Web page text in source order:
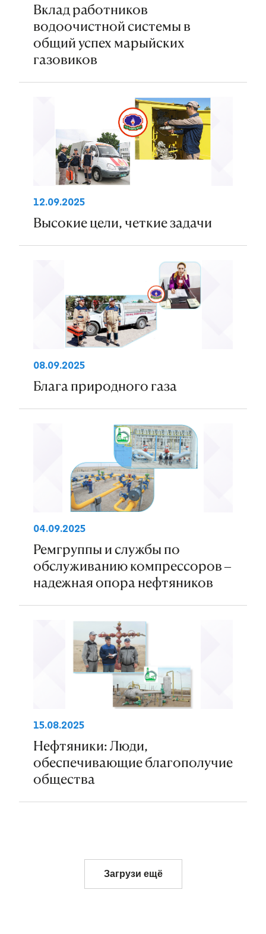
Вклад работников
водоочистной системы в
общий успех марыйских
газовиков
12.09.2025
Высокие цели, четкие задачи
08.09.2025
Блага природного газа
04.09.2025
Ремгруппы и службы по
обслуживанию компрессоров –
надежная опора нефтяников
15.08.2025
Нефтяники: Люди,
обеспечивающие благополучие
общества
Загрузи ещё